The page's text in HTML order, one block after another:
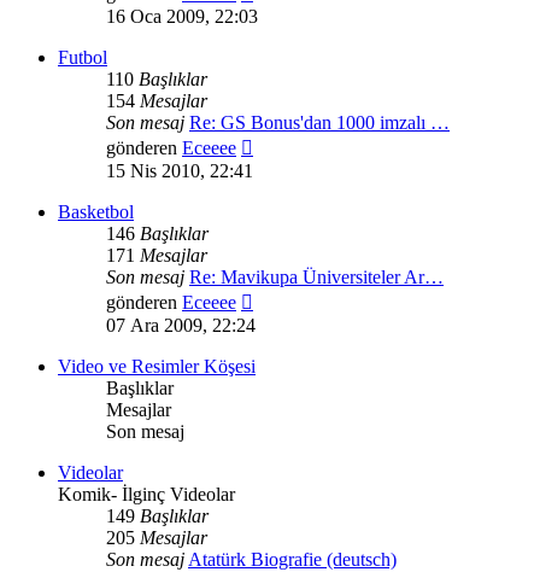
mesajı
16 Oca 2009, 22:03
Futbol
110 Başlıklar
154 Mesajlar
Son mesaj Re: GS Bonus'dan 1000 imzalı …
gönderen Eceeee
15 Nis 2010, 22:41
Basketbol
146 Başlıklar
171 Mesajlar
Son mesaj Re: Mavikupa Üniversiteler Ar…
gönderen Eceeee
mesajı
07 Ara 2009, 22:24
Video ve Resimler Köşesi
Başlıklar
Mesajlar
Son mesaj
Videolar
Komik- İlginç Videolar
149 Başlıklar
205 Mesajlar
Son mesajAtatürk Biografie (deutsch)